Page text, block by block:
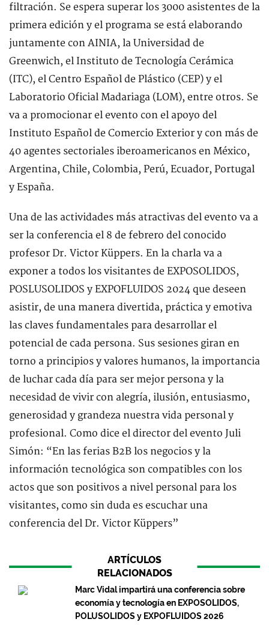
filtración. Se espera superar los 3000 asistentes de la
primera edición y el programa se está elaborando
juntamente con AINIA, la Universidad de
Greenwich, el Instituto de Tecnología Cerámica
(ITC), el Centro Español de Plástico (CEP) y el
Laboratorio Oficial Madariaga (LOM), entre otros. Se
va a promocionar el evento con el apoyo del
Instituto Español de Comercio Exterior y con más de
40 agentes sectoriales iberoamericanos en México,
Argentina, Chile, Colombia, Perú, Ecuador, Portugal
y España.
Una de las actividades más atractivas del evento va a
ser la conferencia el 8 de febrero del conocido
profesor Dr. Victor Küppers. En la charla va a
exponer a todos los visitantes de EXPOSOLIDOS,
POSLUSOLIDOS y EXPOFLUIDOS 2024 que deseen
asistir, de una manera divertida, práctica y emotiva
las claves fundamentales para desarrollar el
potencial de cada persona. Sus sesiones giran en
torno a principios y valores humanos, la importancia
de luchar cada día para ser mejor persona y la
necesidad de vivir con alegría, ilusión, entusiasmo,
generosidad y grandeza nuestra vida personal y
profesional. Como dice el director del evento Juli
Simón: “En las ferias B2B los negocios y la
información tecnológica son compatibles con los
actos que son positivos a nivel personal para los
visitantes, como sin duda es escuchar una
conferencia del Dr. Victor Küppers”
ARTÍCULOS
RELACIONADOS
Marc Vidal impartirá una conferencia sobre
economía y tecnología en EXPOSOLIDOS,
POLUSOLIDOS y EXPOFLUIDOS 2026